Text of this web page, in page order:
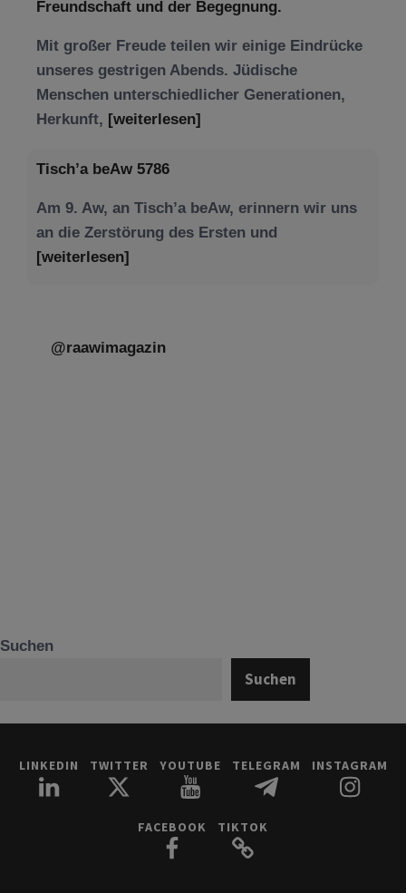
Herkunft,[weiterlesen]
Tisch’a beAw 5786
Am 9. Aw, an Tisch’a beAw, erinnern wir uns
an die Zerstörung des Ersten und
@raawimagazin
Suchen
Suchen
LINKEDIN TWITTER YOUTUBE TELEGRAM INSTAGRAM
FACEBOOK TIKTOK